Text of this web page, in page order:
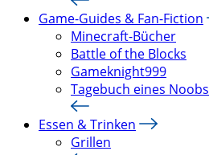
Game-Guides & Fan-Fiction
Minecraft-Bücher
Battle of the Blocks
Gameknight999
Tagebuch eines Noobs
Essen & Trinken
Grillen